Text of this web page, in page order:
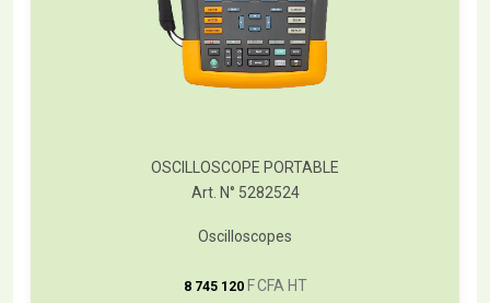
OSCILLOSCOPE PORTABLE
Art. N° 5282524
Oscilloscopes
8 745 120 F CFA HT